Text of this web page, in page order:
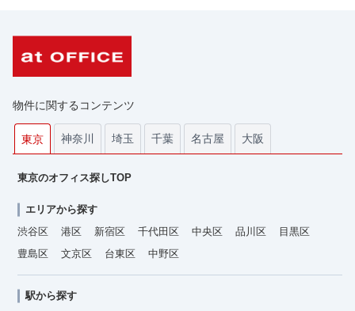
物件に関するコンテンツ
東京 神奈川 埼玉 千葉 名古屋 大阪
東京のオフィス探しTOP
エリアから探す
渋谷区
港区 新宿区 千代田区 中央区 品川区
目黒区
豊島区
文京区 台東区 中野区
駅から探す